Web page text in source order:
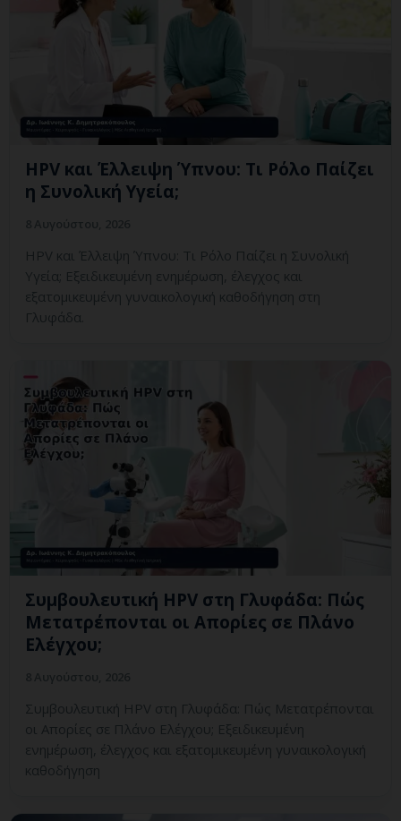
HPV και Έλλειψη Ύπνου: Τι Ρόλο Παίζει
η Συνολική Υγεία;
HPV και Έλλειψη Ύπνου: Τι Ρόλο Παίζει η Συνολική
Υγεία; Εξειδικευμένη ενημέρωση, έλεγχος και
εξατομικευμένη γυναικολογική καθοδήγηση στη
Γλυφάδα.
Συμβουλευτική HPV στη Γλυφάδα: Πώς
Μετατρέπονται οι Απορίες σε Πλάνο
Ελέγχου;
Συμβουλευτική HPV στη Γλυφάδα: Πώς Μετατρέπονται
οι Απορίες σε Πλάνο Ελέγχου; Εξειδικευμένη
ενημέρωση, έλεγχος και εξατομικευμένη γυναικολογική
καθοδήγηση